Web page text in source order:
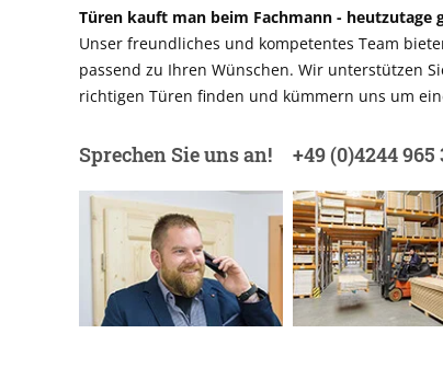
Türen kauft man beim Fachmann - heutzutage
Unser freundliches und kompetentes Team
passend zu Ihren Wünschen. Wir unterstützen
richtigen Türen finden und kümmern uns um
Sprechen Sie uns an! +49 (0)4244 965